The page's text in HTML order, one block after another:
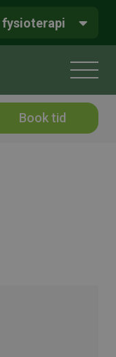
fysioterapi
Book tid